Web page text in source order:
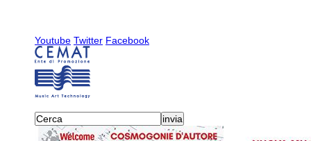
Youtube Twitter Facebook